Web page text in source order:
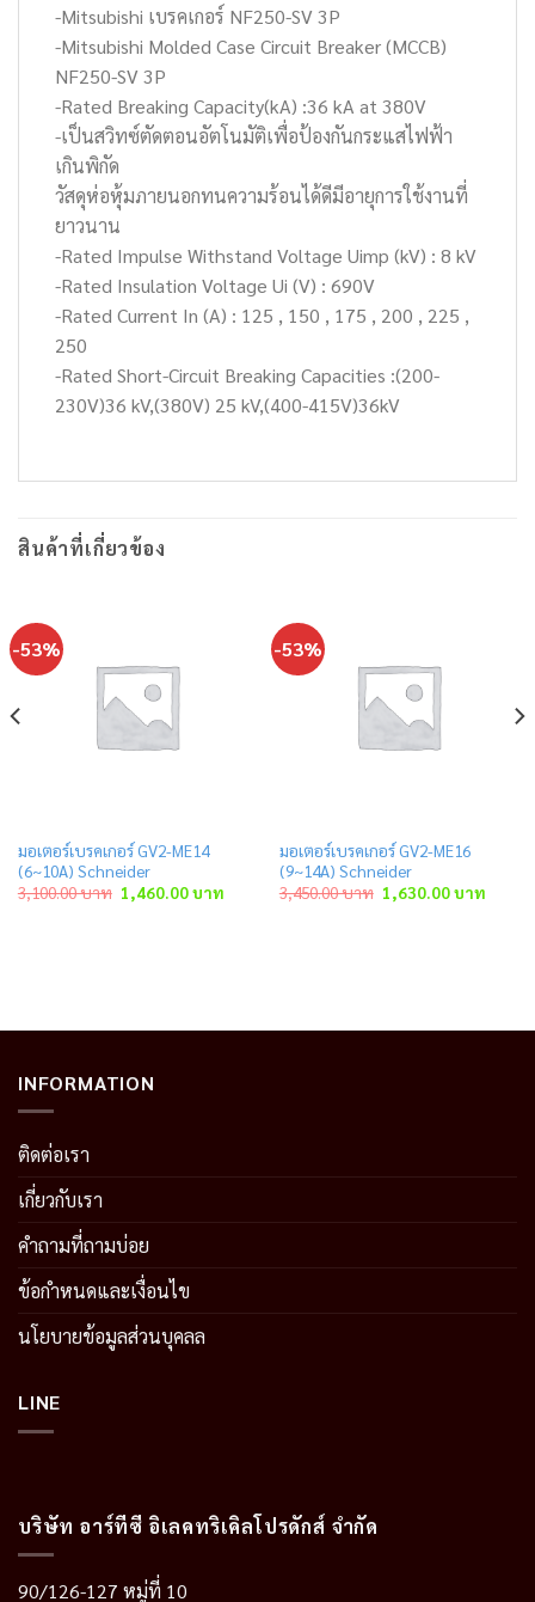
-Mitsubishi เบรคเกอร์ NF250-SV 3P
-Mitsubishi Molded Case Circuit Breaker (MCCB)
NF250-SV 3P
-Rated Breaking Capacity(kA) :36 kA at 380V
-เป็นสวิทซ์ตัดตอนอัตโนมัติเพื่อป้องกันกระแสไฟฟ้า
เกินพิกัด
วัสดุห่อหุ้มภายนอกทนความร้อนได้ดีมีอายุการใช้งานที่
ยาวนาน
-Rated Impulse Withstand Voltage Uimp (kV) : 8 kV
-Rated Insulation Voltage Ui (V) : 690V
-Rated Current In (A) : 125 , 150 , 175 , 200 , 225 ,
250
-Rated Short-Circuit Breaking Capacities :(200-
230V)36 kV,(380V) 25 kV,(400-415V)36kV
สินค้าที่เกี่ยวข้อง
-53%
มอเตอร์เบรคเกอร์ GV2-ME14
(6~10A) Schneider
3,100.00บาท Original
price
1,460.00บาทCurrent
price
-53%
มอเตอร์เบรคเกอร์ GV2-ME16
(9~14A) Schneider
3,450.00บาท Original
price
1,630.00บาท
price
INFORMATION
ติดต่อเรา
เกี่ยวกับเรา
คำถามที่ถามบ่อย
ข้อกำหนดและเงื่อนไข
นโยบายข้อมูลส่วนบุคลล
LINE
บริษัท อาร์ทีซี อิเลคทริเคิลโปรดักส์ จำกัด
90/126-127 หมู่ที่ 10